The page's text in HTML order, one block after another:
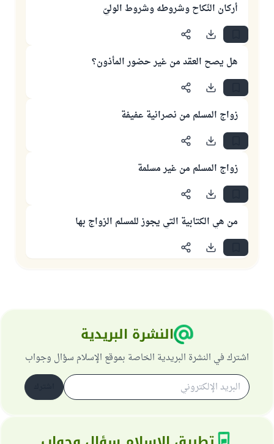
أركان النّكاح وشروطه وشروط الوليّ
هل يصح العقد من غير حضور المأذون؟
زواج المسلم من نصرانية عفيفة
زواج المسلم من غير مسلمة
من هي الكتابية التي يجوز للمسلم الزواج بها
النشرة البريدية
اشترك في النشرة البريدية الخاصة بموقع الإسلام سؤال وجواب